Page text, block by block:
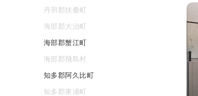
丹羽郡扶桑町
海部郡大治町
海部郡蟹江町
海部郡飛島村
知多郡阿久比町
知多郡東浦町